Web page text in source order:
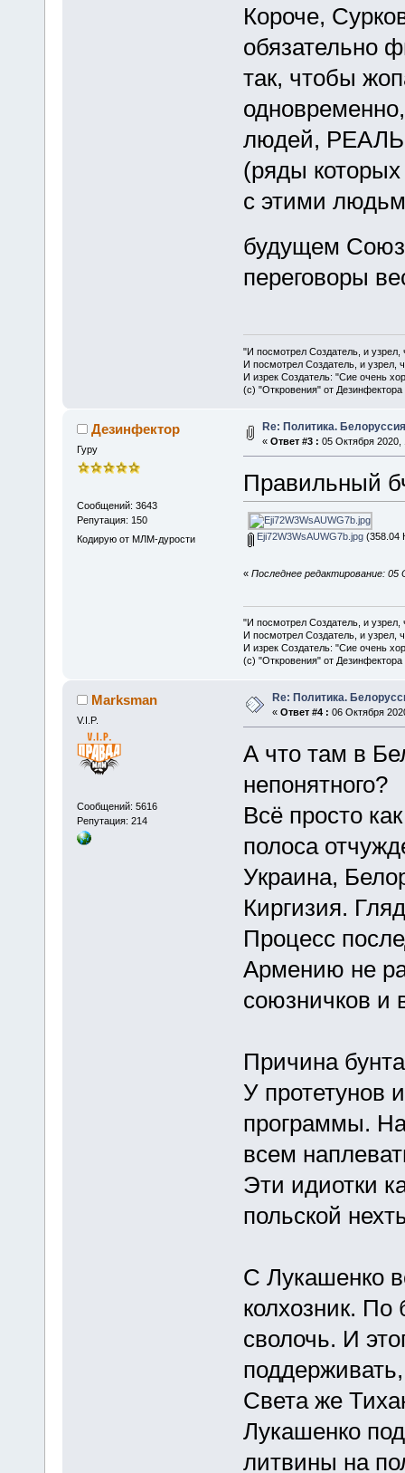
Короче,
обязательно
так, чтобы
людей,
(ряды
с этими
будущем
переговоры
"И посмотрел Создатель, и
И посмотрел Создатель, и узрел,
И изрек Создатель: "Сие очень
(с) "Откровения" от Дезинфектора
Дезинфектор
Гуру
Сообщений: 3643
Репутация: 150
Кодирую от МЛМ-дурости
Re: Политика.
« Ответ #3 : 05 Октября 2020,
Правильный
Eji72W3WsAUWG7b.jpg(358.04
« Последнее редактирование:
"И посмотрел Создатель, и
И посмотрел Создатель, и узрел,
И изрек Создатель: "Сие очень
(с) "Откровения" от Дезинфектора
Marksman
V.I.P.
Сообщений: 5616
Репутация: 214
Re: Политика.
« Ответ #4 : 06 Октября
А что там в
непонятного?
Всё просто
полоса
Украина,
Киргизия.
Процесс
Армению не
союзничков и
Причина
У протетунов
программы.
всем
Эти идиотки
польской
С Лукашенко
колхозник. По
сволочь. И
Света же
Лукашенко
литвины на